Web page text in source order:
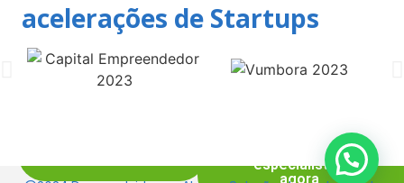
Falar com
especialistas
agora
acelerações de Startups